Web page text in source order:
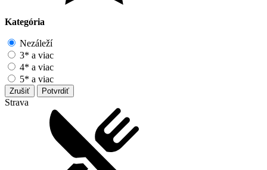
Kategória
Nezáleží
3* a viac
4* a viac
5* a viac
Zrušiť Potvrdiť
Strava